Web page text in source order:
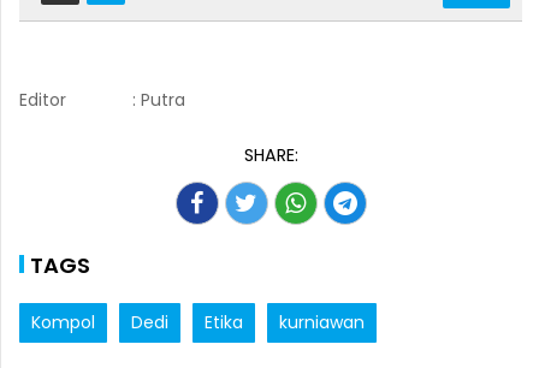
Editor : Putra
SHARE:
TAGS
Kompol Dedi Etika kurniawan